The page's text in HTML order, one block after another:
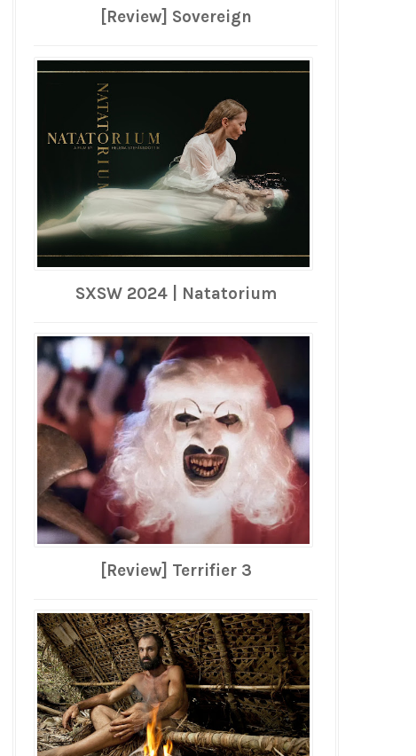
[Review] Sovereign
SXSW 2024 | Natatorium
[Review] Terrifier 3